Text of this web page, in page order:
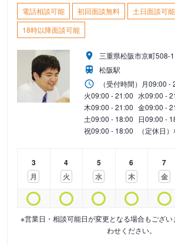
電話相談可能 初回面談無料
土日面談可能
18時以降面談可能
三重県松阪市京町508-
松阪駅
（受付時間） 月09:00 -
火09:00 - 21:00 水09:00 -
木09:00 - 21:00 金09:00 -
土09:00 - 18:00 日09:00 -
祝09:00 - 18:00 （定休日
3
月
4
火
5
水
6
木
7
金
※営業日・相談可能日が変更となる場合もござ
わせください。